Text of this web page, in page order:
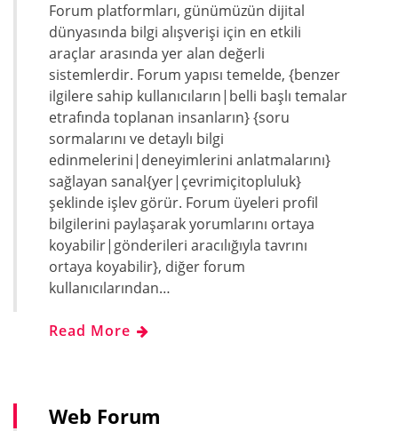
Forum platformları, günümüzün dijital
dünyasında bilgi alışverişi için en etkili
araçlar arasında yer alan değerli
sistemlerdir. Forum yapısı temelde, {benzer
ilgilere sahip kullanıcıların|belli başlı temalar
etrafında toplanan insanların} {soru
sormalarını ve detaylı bilgi
edinmelerini|deneyimlerini anlatmalarını}
sağlayan sanal{yer|çevrimiçitopluluk}
şeklinde işlev görür. Forum üyeleri profil
bilgilerini paylaşarak yorumlarını ortaya
koyabilir|gönderileri aracılığıyla tavrını
ortaya koyabilir}, diğer forum
kullanıcılarından…
Read More
Web Forum